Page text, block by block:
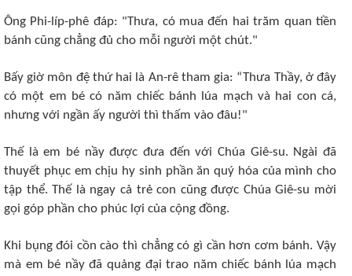
Ông Phi-líp-phê đáp: "Thưa, có mua đến hai trăm quan tiền
bánh cũng chẳng đủ cho mỗi người một chút."
Bấy giờ môn đệ thứ hai là An-rê tham gia: “Thưa Thầy, ở đây
có một em bé có năm chiếc bánh lúa mạch và hai con cá,
nhưng với ngần ấy người thì thấm vào đâu!"
Thế là em bé nầy được đưa đến với Chúa Giê-su. Ngài đã
thuyết phục em chịu hy sinh phần ăn quý hóa của mình cho
tập thể. Thế là ngay cả trẻ con cũng được Chúa Giê-su mời
gọi góp phần cho phúc lợi của cộng đồng.
Khi bụng đói cồn cào thì chẳng có gì cần hơn cơm bánh. Vậy
mà em bé nầy đã quảng đại trao năm chiếc bánh lúa mạch